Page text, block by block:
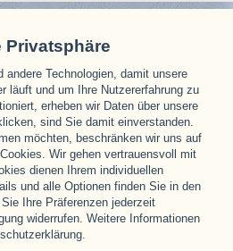
Partner
Privatsphäre
andere Technologien, damit unsere
läuft und um Ihre Nutzererfahrung zu
erheben wir Daten über unsere
sind Sie damit einverstanden.
möchten, beschränken wir uns auf
Wir gehen vertrauensvoll mit
dienen Ihrem individuellen
und alle Optionen finden Sie in den
Ihre Präferenzen jederzeit
widerrufen. Weitere Informationen